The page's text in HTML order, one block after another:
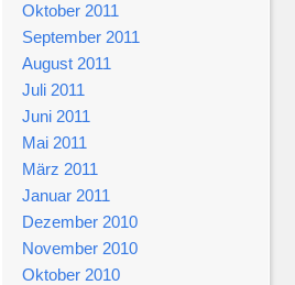
Oktober 2011
September 2011
August 2011
Juli 2011
Juni 2011
Mai 2011
März 2011
Januar 2011
Dezember 2010
November 2010
Oktober 2010